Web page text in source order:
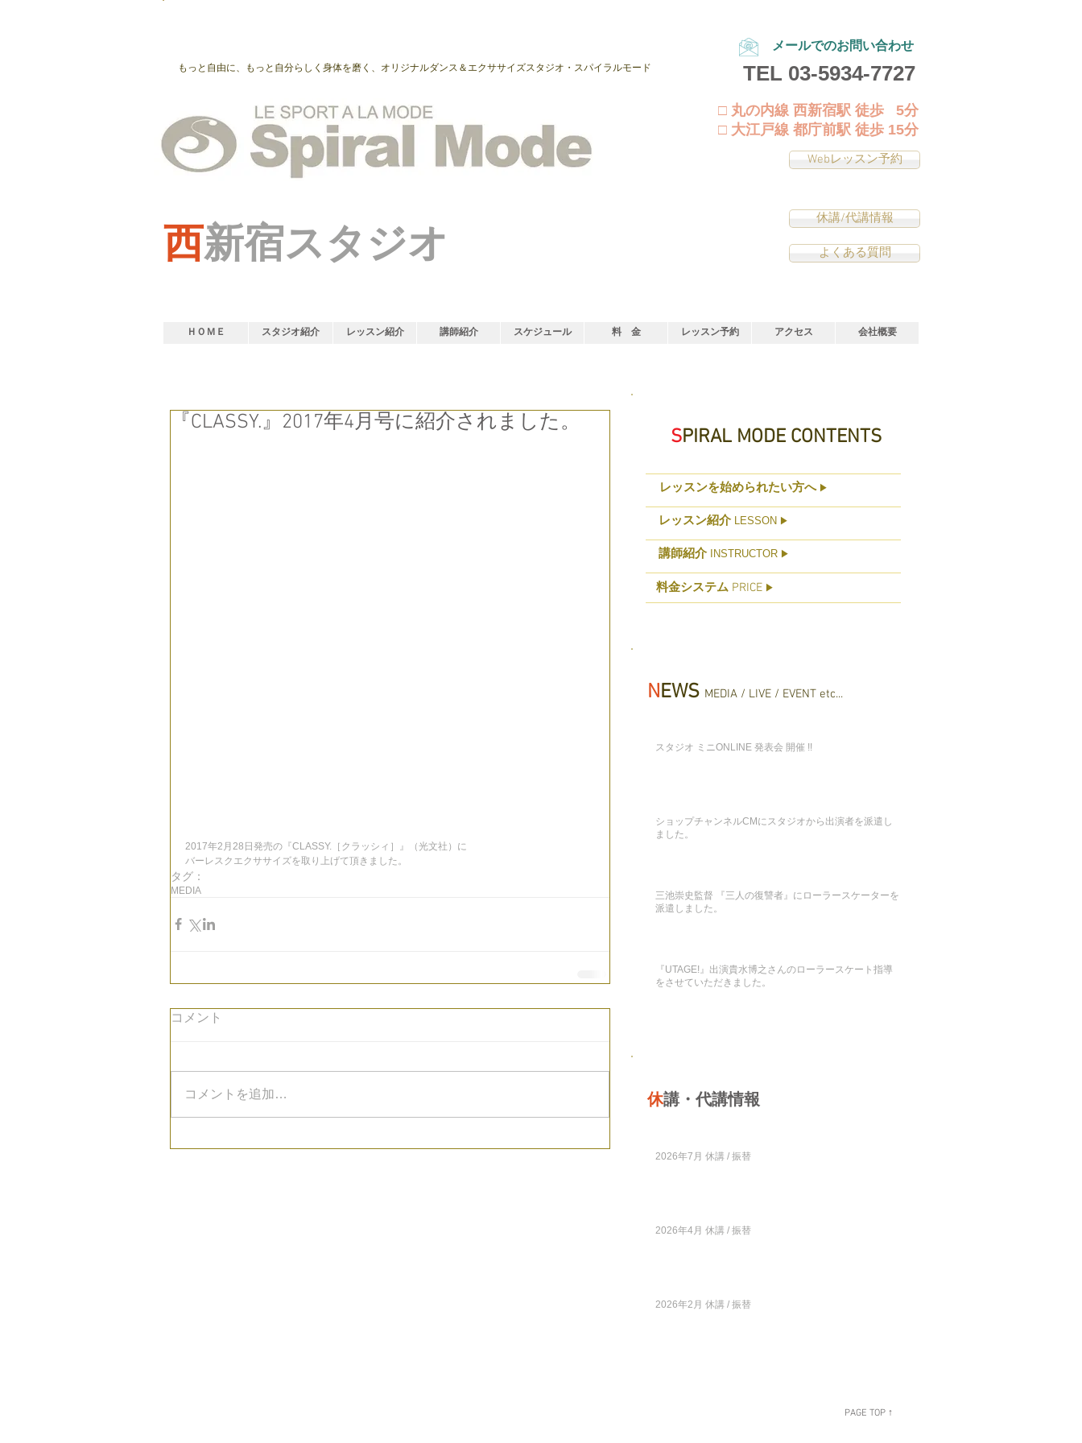
もっと自由に、もっと自分らしく身体を磨く、オリジナルダンス＆エクササイズスタジオ・スパイラルモード
西新宿スタジオ
メールでのお問い合わせ
TEL 03-5934-7727
□ 丸の内線 西新宿駅 徒歩 5分
□ 大江戸線 都庁前駅 徒歩 15分
Webレッスン予約
休講/代講情報
よくある質問
ＨＯＭＥ スタジオ紹介 レッスン紹介 講師紹介 スケジュール 料 金 レッスン予約 アクセス 会社概要
『CLASSY.』2017年4月号に紹介されました。
2017年2月28日発売の『CLASSY.［クラッシィ］』（光文社）に
バーレスクエクササイズを取り上げて頂きました。
タグ：
MEDIA
コメント
コメントを追加…
SPIRAL MODE CONTENTS
レッスンを始められたい方へ▶
レッスン紹介LESSON ▶
講師紹介INSTRUCTOR ▶
料金システム PRICE ▶
NEWS MEDIA / LIVE / EVENT etc...
スタジオ ミニONLINE 発表会 開催 !!
ショップチャンネルCMにスタジオから出演者を派遣し
ました。
三池崇史監督 『三人の復讐者』にローラースケーターを
派遣しました。
『UTAGE!』出演貴水博之さんのローラースケート指導
をさせていただきました。
休講・代講情報
2026年7月 休講 / 振替
2026年4月 休講 / 振替
2026年2月 休講 / 振替
PAGE TOP ↑